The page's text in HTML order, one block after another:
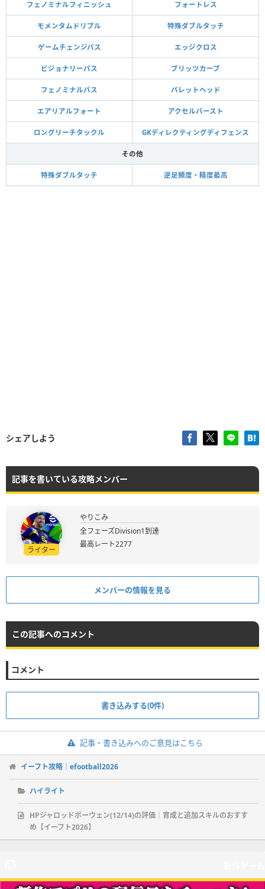
フェノミナルフィニッシュ フォートレス
モメンタムドリブル 特殊ダブルタッチ
ゲームチェンジパス エッジクロス
ビジョナリーパス ブリッツカーブ
フェノミナルパス バレットヘッド
エアリアルフォート アクセルバースト
ロングリーチタックル GKディレクティングディフェンス
その他
特殊ダブルタッチ 逆足頻度・精度最高
シェアしよう
記事を書いている攻略メンバー
ライター
やりこみ
全フェーズDivision1到達
最高レート2277
メンバーの情報を見る
この記事へのコメント
コメント
書き込みする(0件)
記事・書き込みへのご意見はこちら
イーフト攻略｜efootball2026
ハイライト
HPジャロッドボーウェン(12/14)の評価｜育成と追加スキルのおすす
め【イーフト2026】